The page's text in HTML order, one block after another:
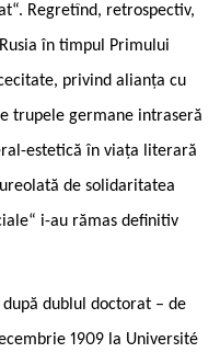
Regretînd, retrospectiv,
în timpul Primului
privind alianța cu
trupele germane intraseră
estetică în viața literară
de solidaritatea
i-au rămas definitiv
după dublul doctorat – de
1909 la Université